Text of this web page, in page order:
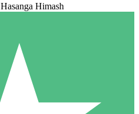
Hasanga Himash